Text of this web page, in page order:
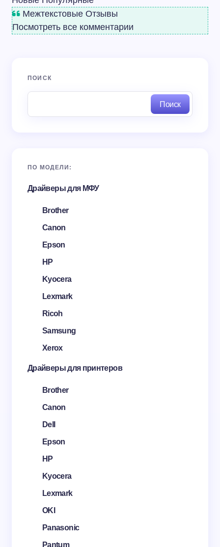
Межтекстовые Отзывы
Посмотреть все комментарии
ПОИСК
Поиск
ПО МОДЕЛИ:
Драйверы для МФУ
Brother
Canon
Epson
HP
Kyocera
Lexmark
Ricoh
Samsung
Xerox
Драйверы для принтеров
Brother
Canon
Dell
Epson
HP
Kyocera
Lexmark
OKI
Panasonic
Pantum